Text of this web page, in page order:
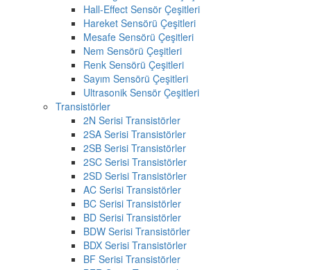
Hall-Effect Sensör Çeşitleri
Hareket Sensörü Çeşitleri
Mesafe Sensörü Çeşitleri
Nem Sensörü Çeşitleri
Renk Sensörü Çeşitleri
Sayım Sensörü Çeşitleri
Ultrasonik Sensör Çeşitleri
Transistörler
2N Serisi Transistörler
2SA Serisi Transistörler
2SB Serisi Transistörler
2SC Serisi Transistörler
2SD Serisi Transistörler
AC Serisi Transistörler
BC Serisi Transistörler
BD Serisi Transistörler
BDW Serisi Transistörler
BDX Serisi Transistörler
BF Serisi Transistörler